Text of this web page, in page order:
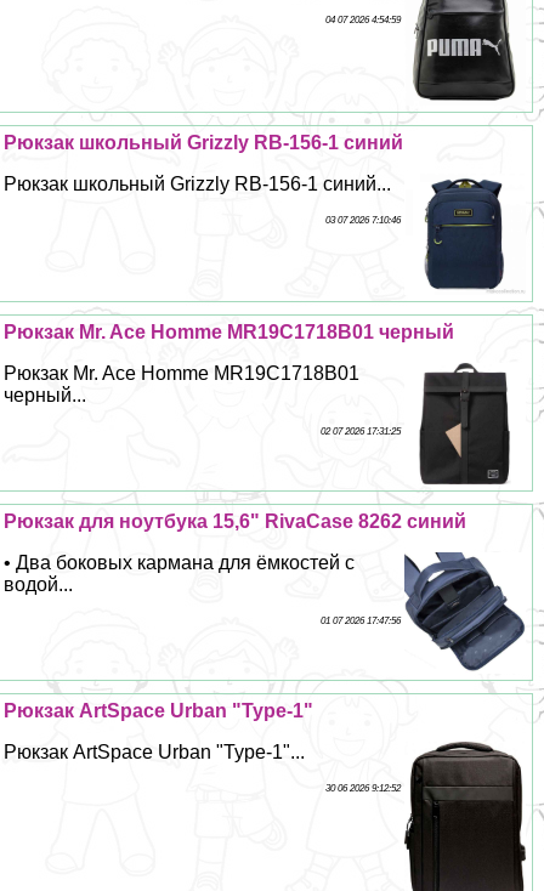
04 07 2026 4:54:59
Рюкзак школьный Grizzly RB-156-1 синий
Рюкзак школьный Grizzly RB-156-1 синий...
03 07 2026 7:10:46
Рюкзак Mr. Ace Homme MR19C1718B01 черный
Рюкзак Mr. Ace Homme MR19C1718B01
черный...
02 07 2026 17:31:25
Рюкзак для ноутбука 15,6" RivaCase 8262 синий
• Два боковых кармана для ёмкостей с
водой...
01 07 2026 17:47:56
Рюкзак ArtSpace Urban "Type-1"
Рюкзак ArtSpace Urban "Type-1"...
30 06 2026 9:12:52